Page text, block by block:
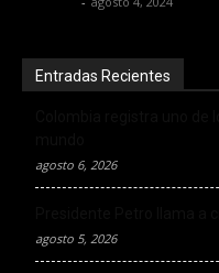
Entradas Recientes
agosto 6, 2026
agosto 5, 2026